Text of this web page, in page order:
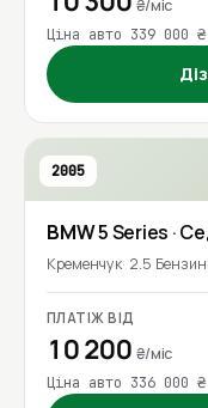
₴/міс
Ціна авто 339 000 ₴
2005
BMW5 Series ·
Кременчук 2.5 Бензин
ПЛАТІЖ ВІД
10 200 ₴/міс
Ціна авто 336 000 ₴